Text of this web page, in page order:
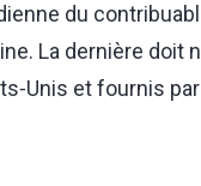
du
La dernière
et fournis